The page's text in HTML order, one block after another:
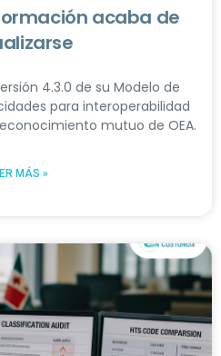
acaba de
4.3.0 de su Modelo de
para interoperabilidad
mutuo de OEA.
MÁS »